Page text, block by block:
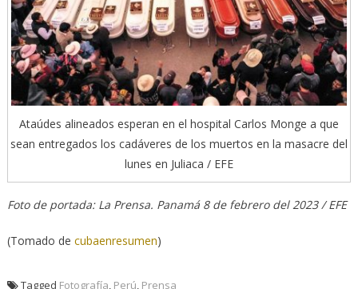
Ataúdes alineados esperan en el hospital Carlos Monge a que
sean entregados los cadáveres de los muertos en la masacre del
lunes en Juliaca / EFE
Foto de portada: La Prensa. Panamá 8 de febrero del 2023 / EFE
(Tomado de cubaenresumen)
Tagged Fotografía, Perú, Prensa